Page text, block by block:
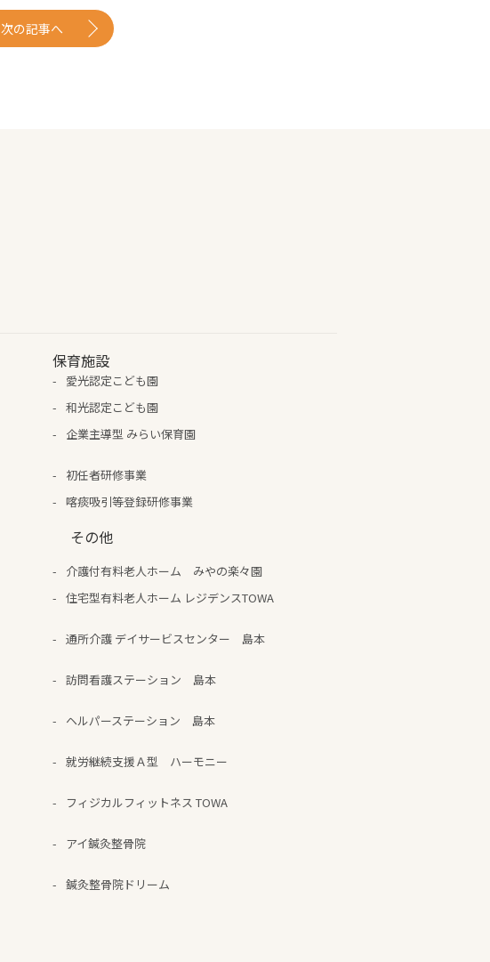
次の記事へ
保育施設
愛光認定こども園
和光認定こども園
企業主導型 みらい保育園
初任者研修事業
喀痰吸引等登録研修事業
その他
介護付有料老人ホーム みやの楽々園
住宅型有料老人ホーム レジデンスTOWA
通所介護 デイサービスセンター 島本
訪問看護ステーション 島本
ヘルパーステーション 島本
就労継続支援Ａ型 ハーモニー
フィジカルフィットネス TOWA
アイ鍼灸整骨院
鍼灸整骨院ドリーム